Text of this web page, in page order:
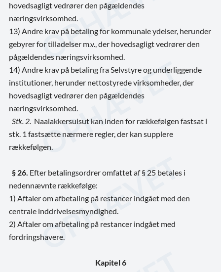
hovedsagligt vedrører den pågældendes
næringsvirksomhed.
13) Andre krav på betaling for kommunale ydelser, herunder
gebyrer for tilladelser m.v., der hovedsagligt vedrører den
pågældendes næringsvirksomhed.
14) Andre krav på betaling fra Selvstyre og underliggende
institutioner, herunder nettostyrede virksomheder, der
hovedsagligt vedrører den pågældendes
næringsvirksomhed.
Stk. 2. Naalakkersuisut kan inden for rækkefølgen fastsat i
stk. 1 fastsætte nærmere regler, der kan supplere
rækkefølgen.
§ 26. Efter betalingsordrer omfattet af § 25 betales i
nedennævnte rækkefølge:
1) Aftaler om afbetaling på restancer indgået med den
centrale inddrivelsesmyndighed.
2) Aftaler om afbetaling på restancer indgået med
fordringshavere.
Kapitel 6